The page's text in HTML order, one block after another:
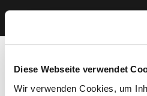
Diese Webseite verwendet
Wir verwenden Cookies, um